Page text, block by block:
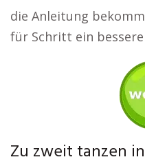
die Anleitung
für Schritt ein
Zu zweit tanzen